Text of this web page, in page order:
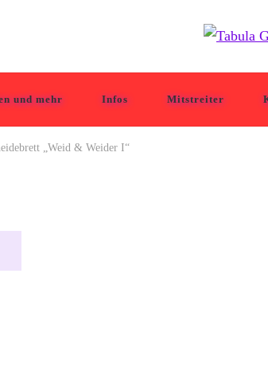
und mehr Infos Mitstreiter
„Weid & Weider I“